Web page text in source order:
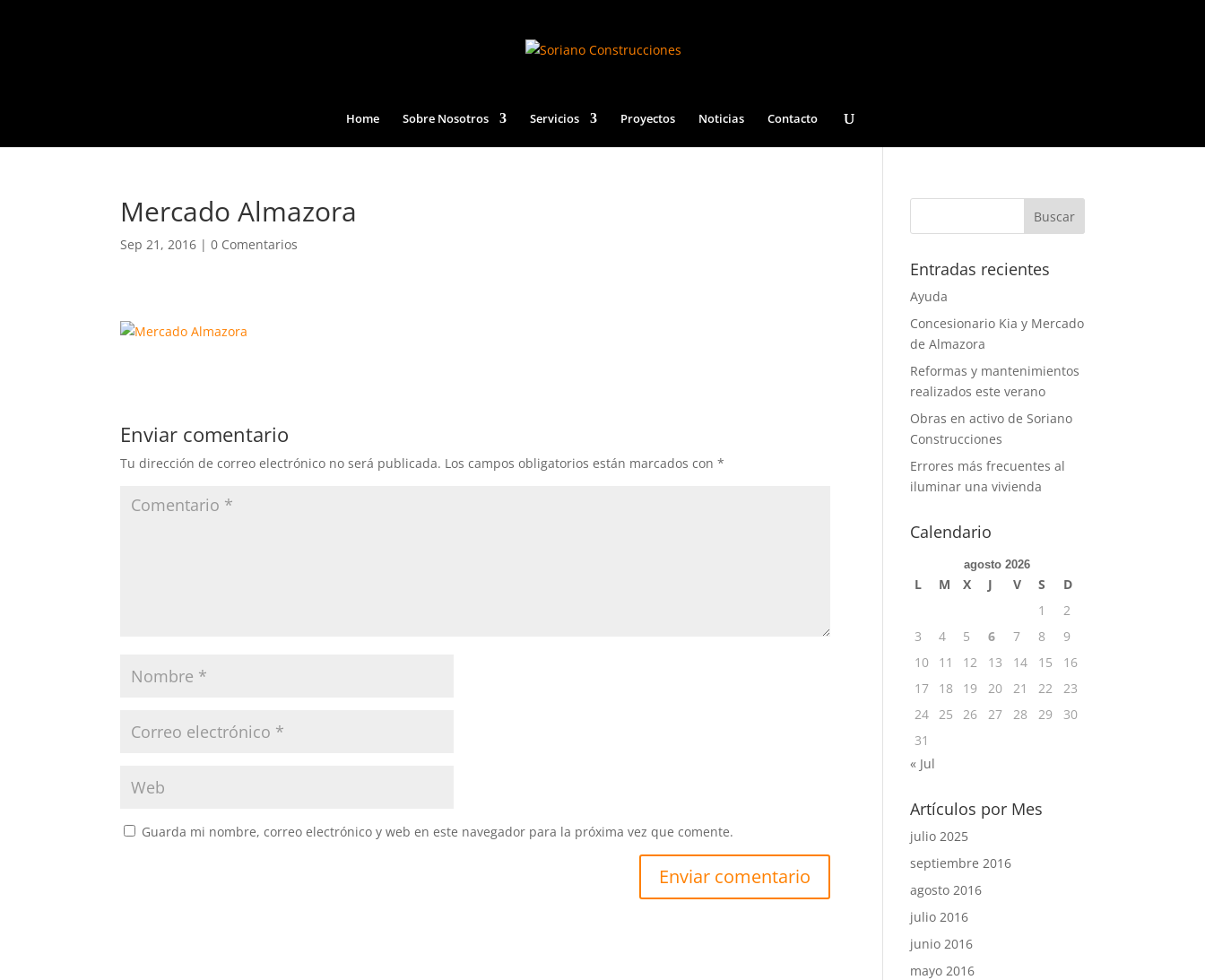
Home Sobre Nosotros Servicios Proyectos Noticias Contacto
Mercado Almazora
Sep 21, 2016 |0 Comentarios
Enviar comentario
Tu dirección de correo electrónico no será publicada. Los campos obligatorios están marcados con*
Guarda mi nombre, correo electrónico y web en este navegador para la próxima vez que comente.
Entradas recientes
Ayuda
Concesionario Kia y Mercado
de Almazora
Reformas y mantenimientos
realizados este verano
Obras en activo de Soriano
Construcciones
Errores más frecuentes al
iluminar una vivienda
Calendario
agosto 2026
L M X J V S
D
1
2
3
4 5 6 7 8
9
10
11 12 13 14 15
16
17
18 19 20 21 22
23
24 25 26 27 28 29
30
31
« Jul
Artículos por Mes
julio 2025
septiembre 2016
agosto 2016
julio 2016
junio 2016
mayo 2016